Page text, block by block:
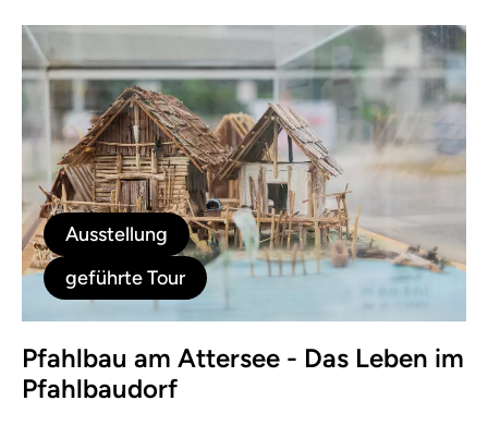
Ausstellung
geführte Tour
Pfahlbau am Attersee - Das Leben im
Pfahlbaudorf